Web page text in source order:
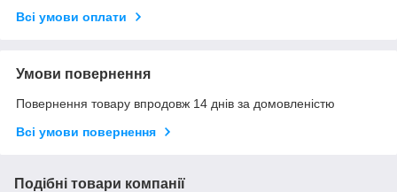
Всі умови оплати
Умови повернення
Повернення товару впродовж 14 днів за домовленістю
Всі умови повернення
Подібні товари компанії